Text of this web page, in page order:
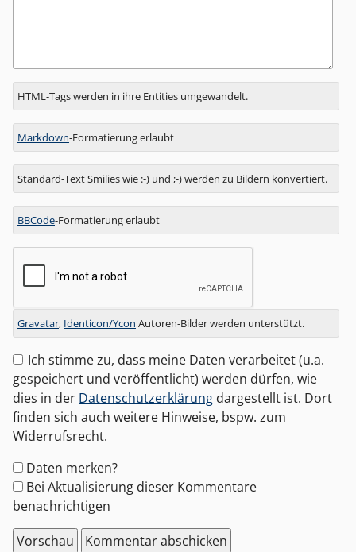
Antwort
zu
HTML-Tags werden in ihre Entities umgewandelt.
Markdown-Formatierung erlaubt
Standard-Text Smilies wie :-) und ;-) werden zu Bildern konvertiert.
BBCode-Formatierung erlaubt
Gravatar, Identicon/Ycon Autoren-Bilder werden unterstützt.
Ich stimme zu, dass meine Daten verarbeitet (u.a.
gespeichert und veröffentlicht) werden dürfen, wie
dies in der Datenschutzerklärung dargestellt ist. Dort
finden sich auch weitere Hinweise, bspw. zum
Widerrufsrecht.
Formular-
Optionen
Daten merken?
Bei Aktualisierung dieser Kommentare
benachrichtigen